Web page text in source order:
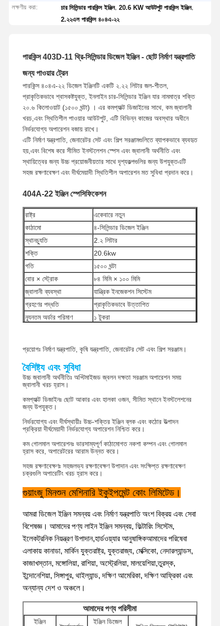
লক্ষণীয় করা:
চার সিলিন্ডার পারকিন্স ইঞ্জিন,20.6 KW আউটপুট পারকিন্স ইঞ্জিন,
2.২২এল পারকিন্স ৪০৪এ-২২
পারকিন্স 403D-11 থ্রি-সিলিন্ডার ডিজেল ইঞ্জিন - ছোট নির্মাণ যন্ত্রপাতি
জন্য পাওয়ার ট্রেন
পারকিন্স ৪০৪এ-২২ ডিজেল ইঞ্জিনটি একটি ২.২২ লিটার জল-শীতল,
প্রাকৃতিকভাবে শ্বাসকষ্টযুক্ত, ইনলাইন চার-সিলিন্ডার ইঞ্জিন যার নামমাত্র শক্তি
২০.৬ কিলোওয়াট (১৫০০ ঘন্টা) । এর কমপ্যাক্ট ডিজাইনের সাথে, কম জ্বালানী
খরচ,এবং স্থিতিশীল পাওয়ার আউটপুট, এটি বিভিন্ন কাজের অবস্থার অধীনে
নির্ভরযোগ্য অপারেশন বজায় রাখে।
এটি নির্মাণ যন্ত্রপাতি, জেনারেটর সেট এবং শিল্প সরঞ্জামগুলিতে ব্যাপকভাবে ব্যবহৃত
হয়,এবং বিশেষ করে সীমিত ইনস্টলেশন স্পেস এবং জ্বালানী অর্থনীতি এবং
স্থায়িত্বের জন্য উচ্চ প্রয়োজনীয়তার সাথে দৃশ্যকল্পগুলির জন্য উপযুক্তএটি
সহজ রক্ষণাবেক্ষণ এবং দীর্ঘমেয়াদী স্থিতিশীল অপারেশন মত সুবিধা প্রদান করে।
404A-22 ইঞ্জিন স্পেসিফিকেশন
রাষ্ট্র
একেবারে নতুন
কাঠামো
৪-সিলিন্ডার ডিজেল ইঞ্জিন
স্থানচ্যুতি
2.২ লিটার
শক্তি
20.6kw
গতি
১৫০০ ঘন্টা
বোর × স্ট্রোক
৮৪ মিমি × ১০০ মিমি
জ্বালানী ব্যবস্থা
যান্ত্রিক ইনজেকশন সিস্টেম
গ্রহণের পদ্ধতি
প্রাকৃতিকভাবে উত্তাপিত
ন্যূনতম অর্ডার পরিমাণ
১ টুকরা
শিপিং পদ্ধতি
ফেডেক্স
প্রয়োগঃ নির্মাণ যন্ত্রপাতি, কৃষি যন্ত্রপাতি, জেনারেটর সেট এবং শিল্প সরঞ্জাম।
বৈশিষ্ট্য এবং সুবিধা
উচ্চ জ্বালানী অর্থনীতিঃ অপ্টিমাইজড জ্বলন দক্ষতা সরঞ্জাম অপারেশন সময়
জ্বালানী খরচ হ্রাস।
কমপ্যাক্ট ডিজাইনঃ ছোট আকার এবং হালকা ওজন, সীমিত স্থানে ইনস্টলেশনের
জন্য উপযুক্ত।
নির্ভরযোগ্য এবং দীর্ঘস্থায়ীঃ উচ্চ-শক্তির ইঞ্জিন ব্লক এবং কঠোর উত্পাদন
প্রক্রিয়া দীর্ঘমেয়াদী নির্ভরযোগ্য অপারেশন নিশ্চিত করে।
কম গোলমাল অপারেশনঃ ভারসাম্যপূর্ণ কাঠামোগত নকশা কম্পন এবং গোলমাল
হ্রাস করে, অপারেটরের আরাম উন্নত করে।
সহজ রক্ষণাবেক্ষণঃ সহজলভ্য রক্ষণাবেক্ষণ উপাদান এবং সংক্ষিপ্ত রক্ষণাবেক্ষণ
চক্রগুলি অপারেটিং খরচ হ্রাস করে।
গুয়াংজু মিনশুন মেশিনারি ইকুইপমেন্ট কোং লিমিটেড।
আমরা ডিজেল ইঞ্জিন সমন্বয় এবং নির্মাণ যন্ত্রপাতি অংশ বিক্রয় এবং সেবা
বিশেষজ্ঞ। আমাদের পণ্য লাইন ইঞ্জিন সমন্বয়, ফিল্টারিং সিস্টেম,
ইলেকট্রনিক নিয়ন্ত্রণ উপাদান,হার্ডওয়্যার আনুষাঙ্গিকআমাদের পরিষেবা
এলাকায় কানাডা, মার্কিন যুক্তরাষ্ট্র, যুক্তরাজ্য, মেক্সিকো, নেদারল্যান্ডস,
কাজাখস্তান, মঙ্গোলিয়া, রাশিয়া, অস্ট্রেলিয়া, মালয়েশিয়া,তুরস্ক,
ইন্দোনেশিয়া, সিঙ্গাপুর, থাইল্যান্ড, দক্ষিণ আমেরিকা, দক্ষিণ আফ্রিকা এবং
অন্যান্য দেশ ও অঞ্চলে।
আমাদের পণ্য পরিসীমা
ইঞ্জিন ইঞ্জিন ডিজেল